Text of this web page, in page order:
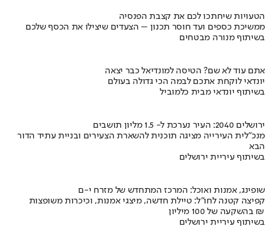
הטעויות שיחתכו לכם את קצבת הפנסיה
ממשיכת כספים ועד חוסר תכנון – הצעדים שיצילו את הכסף שלכם
בשיתוף מנורה מבטחים
אתם עוד לא שם? הטיסה למונדיאל כבר יצאה
יונדאי לוקחת אתכם לבמה הכי גדולה בעולם
בשיתוף יונדאי מבית כלמוביל
ירושלים 2040: העיר נערכת ל- 1.5 מליון תושבים
מנכ"לית העירייה מציגה תוכנית להשארת הצעירים ובניית עתיד הדור
הבא
בשיתוף עיריית ירושלים
שופינג, אמנות ואוכל: המרכז המתחדש של מזרח י-ם
קפיצה קטנה לחו"ל: טיילת חדשה, מיצגי אמנות, וכיכרות משופצות
בהשקעה של 100 מיליון ₪
בשיתוף עיריית ירושלים